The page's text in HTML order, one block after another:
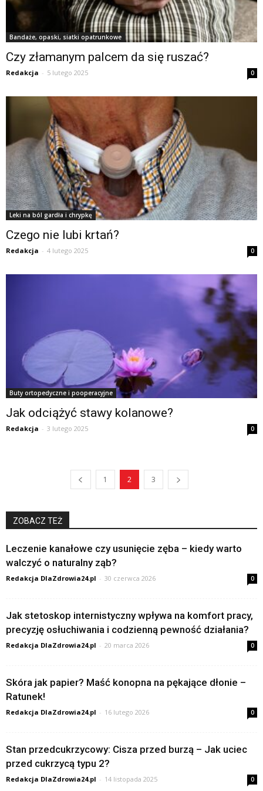
Bandaże, opaski, siatki opatrunkowe
Czy złamanym palcem da się ruszać?
Redakcja - 5 lutego 2025 0
Leki na ból gardła i chrypkę
Czego nie lubi krtań?
Redakcja - 4 lutego 2025 0
Buty ortopedyczne i pooperacyjne
Jak odciążyć stawy kolanowe?
Redakcja - 3 lutego 2025 0
1 2 3
ZOBACZ TEŻ
Leczenie kanałowe czy usunięcie zęba – kiedy warto
walczyć o naturalny ząb?
Redakcja DlaZdrowia24.pl - 30 czerwca 2026 0
Jak stetoskop internistyczny wpływa na komfort pracy,
precyzję osłuchiwania i codzienną pewność działania?
Redakcja DlaZdrowia24.pl - 20 marca 2026 0
Skóra jak papier? Maść konopna na pękające dłonie –
Ratunek!
Redakcja DlaZdrowia24.pl - 16 lutego 2026 0
Stan przedcukrzycowy: Cisza przed burzą – Jak uciec
przed cukrzycą typu 2?
Redakcja DlaZdrowia24.pl - 14 listopada 2025 0